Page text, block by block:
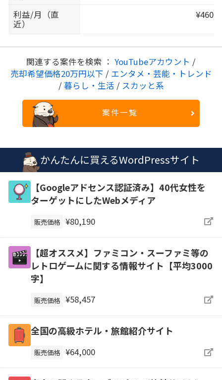
利益/月（直
近）
¥460
関連する案件を検索 ： YouTubeアカウント /
売却希望価格20万円以下 / エンタメ・芸能・トレンド
/ 暮らし・生活 / スカッと系
案件一覧
かんたんに買えるWordPressサイト
【Googleアドセンス認証済み】40代女性を
ターゲットにしたWebメディア
販売価格 ¥80,190
【超オススメ】ファミコン・スーファミ等の
レトロゲームに関する情報サイト【平均3000
字】
販売価格 ¥58,457
全国の高級ホテル・旅館紹介サイト
販売価格 ¥64,000